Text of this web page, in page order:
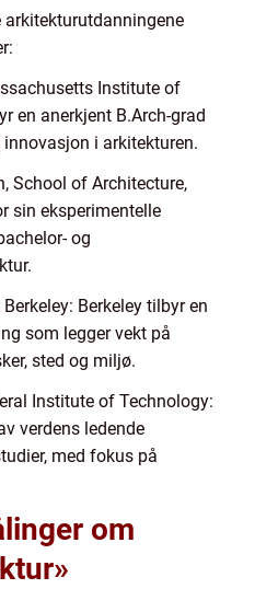
Institute of
en anerkjent B.Arch-grad
i arkitekturen.
School of Architecture,
sin eksperimentelle
og
Berkeley tilbyr en
som legger vekt på
sted og miljø.
Institute of Technology:
verdens ledende
med fokus på
om